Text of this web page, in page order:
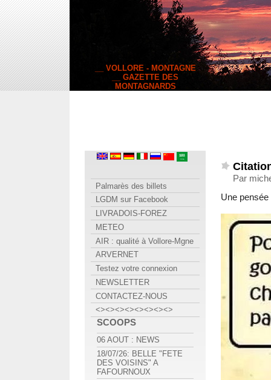
__ VOLLORE - MONTAGNE
__ GAZETTE DES
MONTAGNARDS
Par
Une
Palmarès des billets
LGDM sur Facebook
LIVRADOIS-FOREZ
METEO
AIR : qualité à Vollore-Mgne
ARVERNET
Testez votre connexion
NEWSLETTER
CONTACTEZ-NOUS
<><><><><><><><>
SCOOPS
06 AOUT : NEWS
18/07/26: BELLE "FETE
DES VOISINS" A
FAFOURNOUX